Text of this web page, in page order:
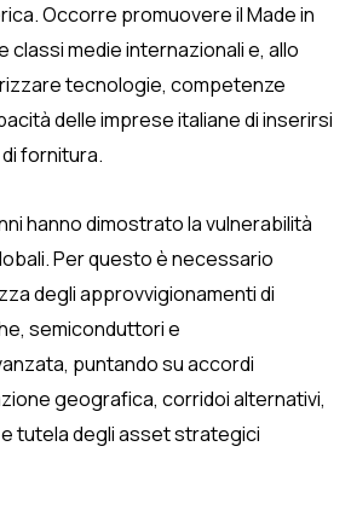
Occorre promuovere il Made in
classi medie internazionali e, allo
tecnologie, competenze
delle imprese italiane di inserirsi
fornitura.
hanno dimostrato la vulnerabilità
Per questo è necessario
degli approvvigionamenti di
semiconduttori e
puntando su accordi
geografica, corridoi alternativi,
tutela degli asset strategici